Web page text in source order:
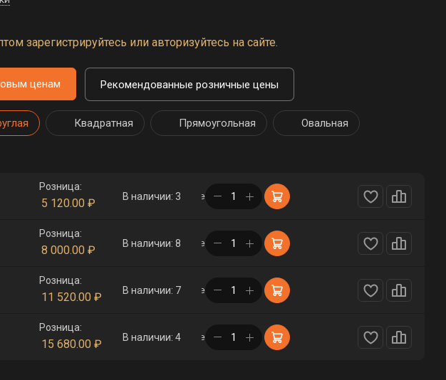
зарегистрируйтесь или авторизуйтесь на сайте.
ценам Рекомендованные розничные цены
Квадратная Прямоугольная Овальная
Розница:
5 120.00 ₽
В наличии: 3в корзине
Розница:
8 000.00 ₽
В наличии: 8в корзине
Розница:
11 520.00 ₽
В наличии: 7в корзине
Розница:
15 680.00 ₽
В наличии: 4в корзине